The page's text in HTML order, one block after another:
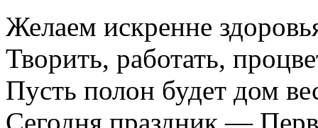
Желаем искренне
Творить, работать,
Пусть полон будет дом